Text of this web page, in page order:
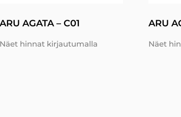
ARU AGATA – C01
Näet hinnat kirjautumalla
ARU
Näet